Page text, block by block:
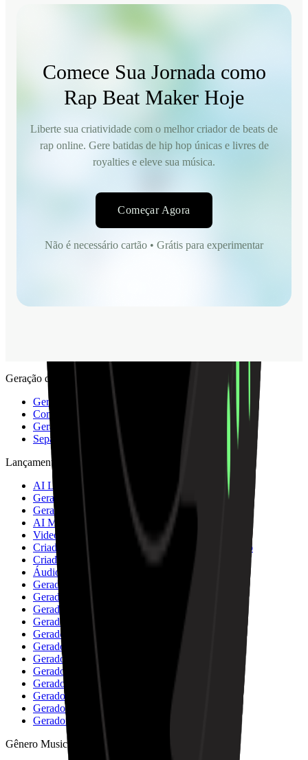
Comece Sua Jornada como
Rap Beat Maker Hoje
Liberte sua criatividade com o melhor criador de beats de
rap online. Gere batidas de hip hop únicas e livres de
royalties e eleve sua música.
Começar Agora
Não é necessário cartão • Grátis para experimentar
Geração de Música
Gerador de Música IA
Compositor de Canções IA
Gerador de Covers de Músicas com IA
Separador de Stems IA
Lançamento Novo
AI Lyrics Studio
Gerador de música rock
Gerador de música disco
AI Mashup Maker
Videoclipe com História
Criador de Vídeos Musicais de Anime e Animação
Criador de House Music
Áudio AI para MIDI
Gerador de Música Hiperpop com IA
Gerador de Mashups de Música com IA
Gerador de Música Cinematográfica com IA
Gerador de Música Shoegaze com IA
Gerador de Música Hardcore Punk com IA
Gerador de Música Rock Indie com IA
Gerador de Música C-Pop com IA
Gerador de Música J-Pop com IA
Gerador de Música Folk Pop com IA
Gerador de Música Rock Clássico por IA
Gerador de Música Vaporwave com IA
Gerador de Música Synthwave com IA
Gênero Musical